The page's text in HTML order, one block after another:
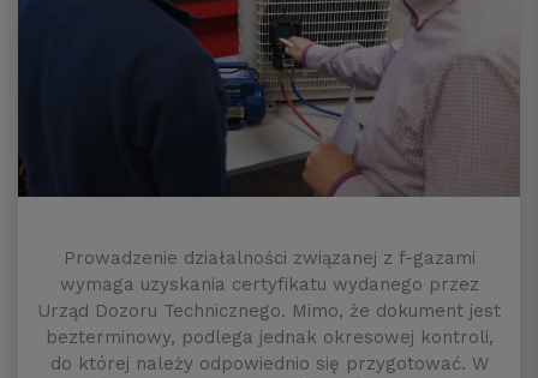
Prowadzenie działalności związanej z f-gazami
wymaga uzyskania certyfikatu wydanego przez
Urząd Dozoru Technicznego. Mimo, że dokument jest
bezterminowy, podlega jednak okresowej kontroli,
do której należy odpowiednio się przygotować. W